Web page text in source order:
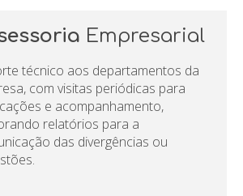
Empresarial
técnico aos departamentos da
com visitas periódicas para
e acompanhamento,
relatórios para a
das divergências ou